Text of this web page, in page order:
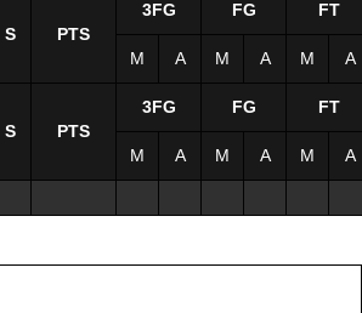
S
S
S PTS
3FG FG FT
M A M A M A
S PTS
3FG FG FT
M A M A M A